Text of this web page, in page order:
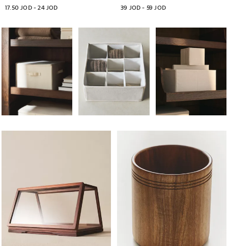
39 JOD - 59 JOD
17.50 JOD - 24 JOD
الصورة إلى 1 من 7 تم تغيير الصورة إلى 1 من 7 تم تغيير الصورة إلى 1 من 8
تم تغيير الصورة إلى 1 من 5 تم تغيير الصورة إلى 1 من 5